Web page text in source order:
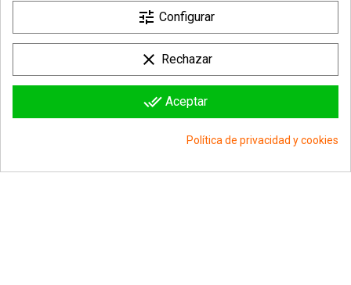
Información sobre la tienda 
tune Configurar
clear Rechazar
done_all Aceptar
Política de privacidad y cookies